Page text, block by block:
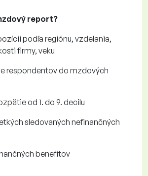
report?
podľa regiónu, vzdelania,
firmy, veku
respondentov do mzdových
od 1. do 9. decilu
sledovaných nefinančných
benefitov